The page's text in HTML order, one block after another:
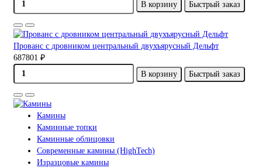
В корзину Быстрый заказ
Прованс с дровником центральный двухъярусный Дельфт
687801 ₽
В корзину
Быстрый заказ
Камины
Каминные топки
Каминные облицовки
Современные камины (HighTech)
Изразцовые камины